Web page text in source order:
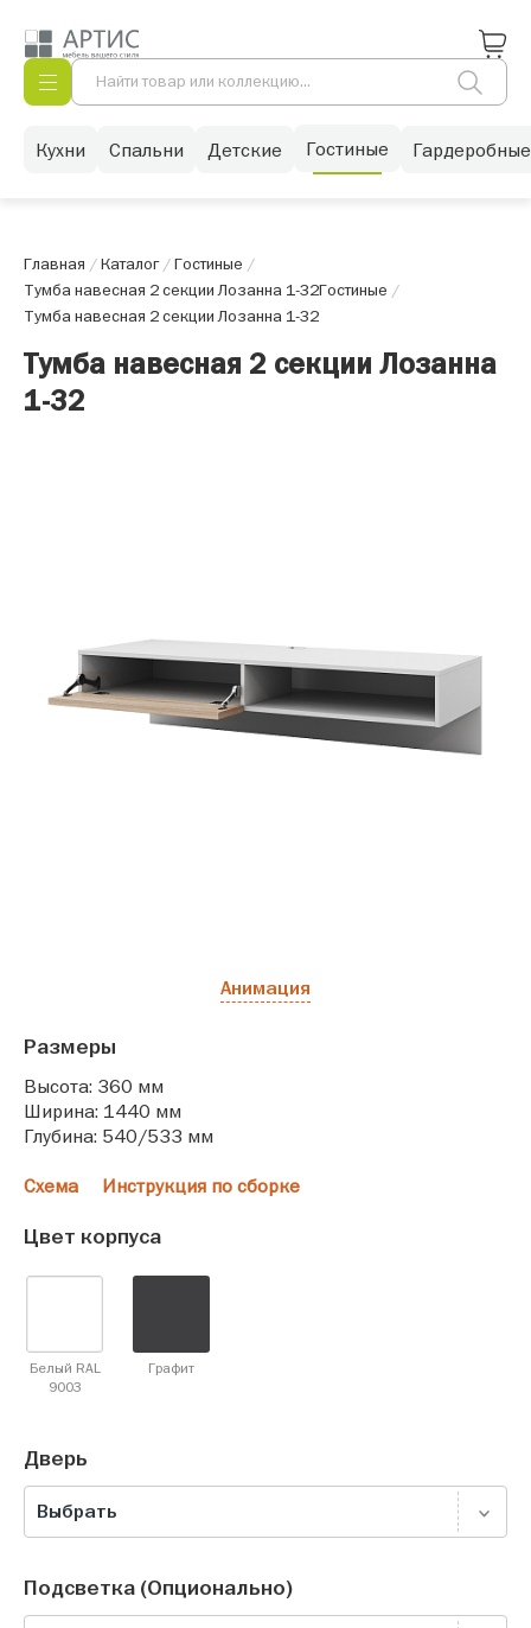
Кухни Спальни Детские Гостиные Гардеробные
Главная /Каталог/Гостиные /
Тумба навесная 2 секции Лозанна 1-32Гостиные /
Тумба навесная 2 секции Лозанна 1-32
Тумба навесная 2 секции Лозанна
1-32
Анимация
Размеры
Высота: 360 мм
Ширина: 1440 мм
Глубина: 540/533 мм
Схема Инструкция по сборке
Цвет корпуса
Белый RAL
9003
Графит
Дверь
Выбрать
Подсветка (Опционально)